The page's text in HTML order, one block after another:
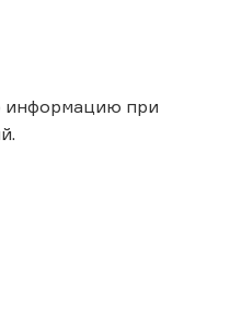
информацию при